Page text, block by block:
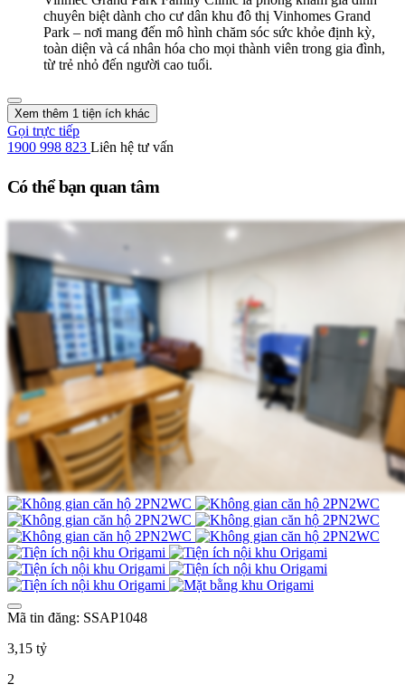
chuyên biệt dành cho cư dân khu đô thị Vinhomes Grand
Park – nơi mang đến mô hình chăm sóc sức khỏe định kỳ,
toàn diện và cá nhân hóa cho mọi thành viên trong gia đình,
từ trẻ nhỏ đến người cao tuổi.
Xem thêm 1 tiện ích khác
Gọi trực tiếp
1900 998 823 Liên hệ tư vấn
Có thể bạn quan tâm
Mã tin đăng: SSAP1048
3,15 tỷ
2